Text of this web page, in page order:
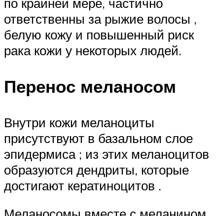
ответственны за рыжие волосы ,
белую кожу и повышенный риск
рака кожи у некоторых людей.
Перенос меланосом
Внутри кожи меланоциты
присутствуют в базальном слое
эпидермиса ; из этих меланоцитов
образуются дендриты, которые
достигают кератиноцитов .